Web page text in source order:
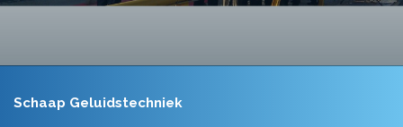
Schaap Geluidstechniek